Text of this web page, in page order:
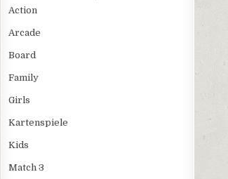
Action
Arcade
Board
Family
Girls
Kartenspiele
Kids
Match 3